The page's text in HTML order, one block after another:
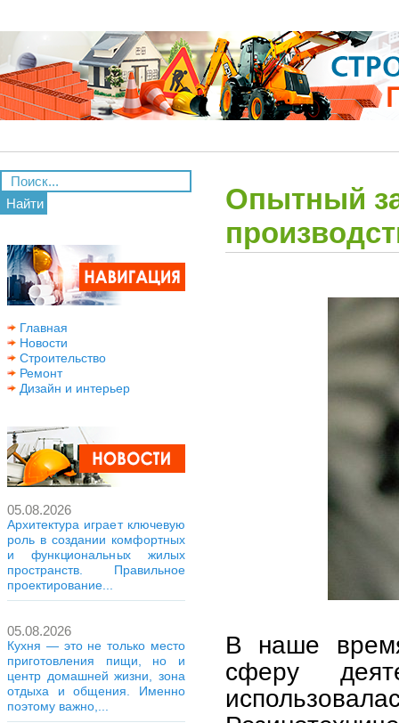
Найти
Главная
Новости
Строительство
Ремонт
Дизайн и интерьер
05.08.2026
Архитектура играет ключевую
роль в создании комфортных
и функциональных жилых
пространств. Правильное
проектирование...
05.08.2026
Кухня — это не только место
приготовления пищи, но и
центр домашней жизни, зона
отдыха и общения. Именно
поэтому важно,...
Опытный
В наше
сферу